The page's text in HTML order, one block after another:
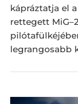
kápráztatja el
rettegett
legrangosabb